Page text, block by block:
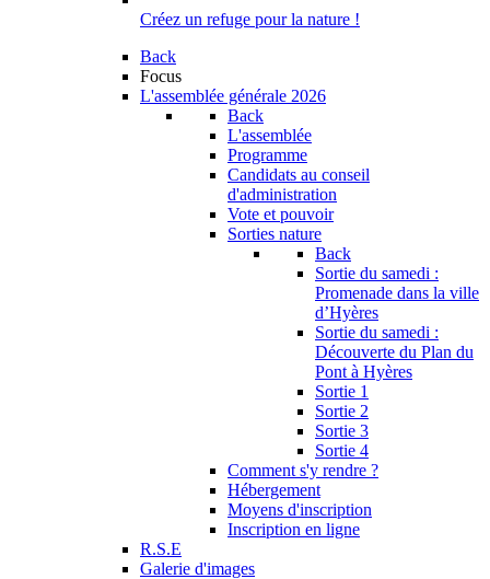
Créez un refuge pour la nature !
Back
Focus
L'assemblée générale 2026
Back
L'assemblée
Programme
Candidats au conseil
d'administration
Vote et pouvoir
Sorties nature
Back
Sortie du samedi :
Promenade dans la ville
d’Hyères
Sortie du samedi :
Découverte du Plan du
Pont à Hyères
Sortie 1
Sortie 2
Sortie 3
Sortie 4
Comment s'y rendre ?
Hébergement
Moyens d'inscription
Inscription en ligne
R.S.E
Galerie d'images